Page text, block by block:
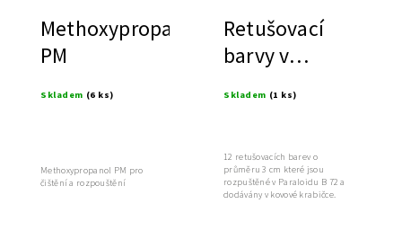
Methoxypropanol
PM
Skladem (6 ks)
Methoxypropanol PM pro
čištění a rozpouštění
Retušovací
barvy v
B72 - Van
Skladem (1 ks)
12 retušovacích barev o
průměru 3 cm které jsou
rozpuštěné v Paraloidu B 72 a
dodávány v kovové krabičce.